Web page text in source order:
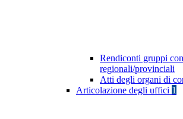
Rendiconti gruppi
regionali/provinciali
Atti degli organi di
Articolazione degli uffici 1